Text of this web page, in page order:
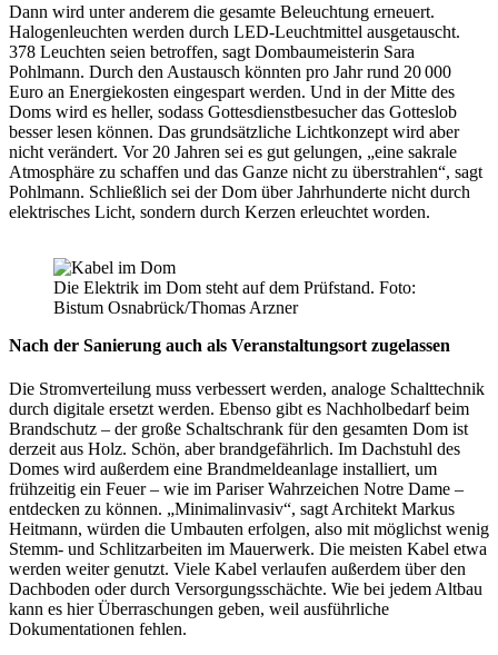
Dann wird unter anderem die gesamte Beleuchtung erneuert.
Halogenleuchten werden durch LED-Leuchtmittel ausgetauscht.
378 Leuchten seien betroffen, sagt Dombaumeisterin Sara
Pohlmann. Durch den Austausch könnten pro Jahr rund 20 000
Euro an Energiekosten eingespart werden. Und in der Mitte des
Doms wird es heller, sodass Gottesdienstbesucher das Gotteslob
besser lesen können. Das grundsätzliche Lichtkonzept wird aber
nicht verändert. Vor 20 Jahren sei es gut gelungen, „eine sakrale
Atmosphäre zu schaffen und das Ganze nicht zu überstrahlen“, sagt
Pohlmann. Schließlich sei der Dom über Jahrhunderte nicht durch
elektrisches Licht, sondern durch Kerzen erleuchtet worden.
Die Elektrik im Dom steht auf dem Prüfstand. Foto:
Bistum Osnabrück/Thomas Arzner
Nach der Sanierung auch als Veranstaltungsort zugelassen
Die Stromverteilung muss verbessert werden, analoge Schalttechnik
durch digitale ersetzt werden. Ebenso gibt es Nachholbedarf beim
Brandschutz – der große Schaltschrank für den gesamten Dom ist
derzeit aus Holz. Schön, aber brandgefährlich. Im Dachstuhl des
Domes wird außerdem eine Brandmeldeanlage installiert, um
frühzeitig ein Feuer – wie im Pariser Wahrzeichen Notre Dame –
entdecken zu können. „Minimalinvasiv“, sagt Architekt Markus
Heitmann, würden die Umbauten erfolgen, also mit möglichst wenig
Stemm- und Schlitzarbeiten im Mauerwerk. Die meisten Kabel etwa
werden weiter genutzt. Viele Kabel verlaufen außerdem über den
Dachboden oder durch Versorgungsschächte. Wie bei jedem Altbau
kann es hier Überraschungen geben, weil ausführliche
Dokumentationen fehlen.